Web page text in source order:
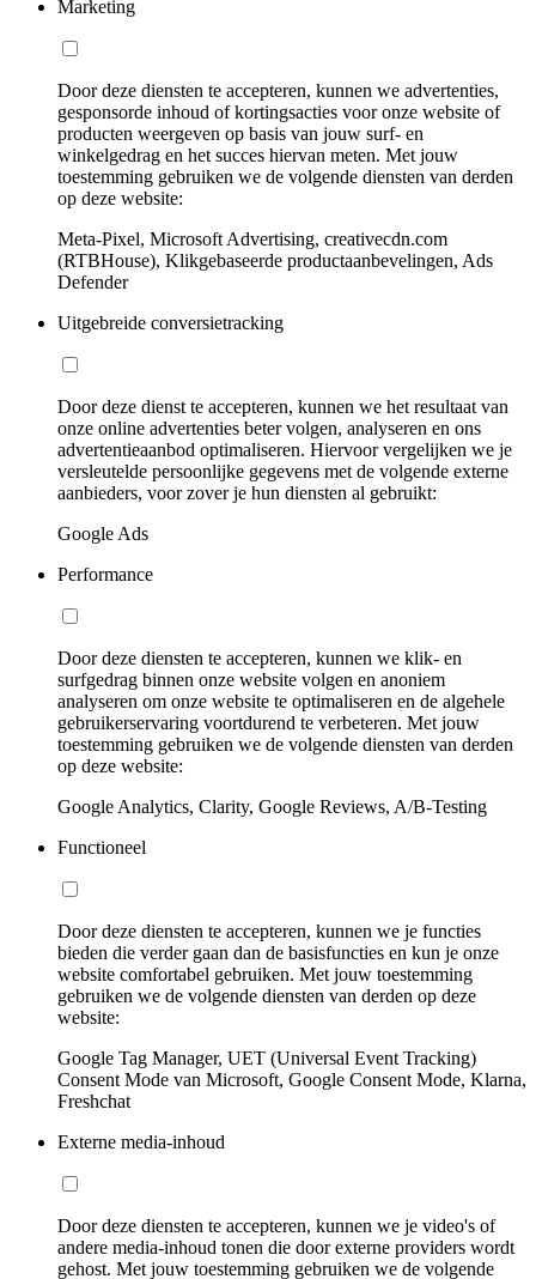
Marketing
Door deze diensten te accepteren, kunnen we advertenties,
gesponsorde inhoud of kortingsacties voor onze website of
producten weergeven op basis van jouw surf- en
winkelgedrag en het succes hiervan meten. Met jouw
toestemming gebruiken we de volgende diensten van derden
op deze website:
Meta-Pixel, Microsoft Advertising, creativecdn.com
(RTBHouse), Klikgebaseerde productaanbevelingen, Ads
Defender
Uitgebreide conversietracking
Door deze dienst te accepteren, kunnen we het resultaat van
onze online advertenties beter volgen, analyseren en ons
advertentieaanbod optimaliseren. Hiervoor vergelijken we je
versleutelde persoonlijke gegevens met de volgende externe
aanbieders, voor zover je hun diensten al gebruikt:
Google Ads
Performance
Door deze diensten te accepteren, kunnen we klik- en
surfgedrag binnen onze website volgen en anoniem
analyseren om onze website te optimaliseren en de algehele
gebruikerservaring voortdurend te verbeteren. Met jouw
toestemming gebruiken we de volgende diensten van derden
op deze website:
Google Analytics, Clarity, Google Reviews, A/B-Testing
Functioneel
Door deze diensten te accepteren, kunnen we je functies
bieden die verder gaan dan de basisfuncties en kun je onze
website comfortabel gebruiken. Met jouw toestemming
gebruiken we de volgende diensten van derden op deze
website:
Google Tag Manager, UET (Universal Event Tracking)
Consent Mode van Microsoft, Google Consent Mode, Klarna,
Freshchat
Externe media-inhoud
Door deze diensten te accepteren, kunnen we je video's of
andere media-inhoud tonen die door externe providers wordt
gehost. Met jouw toestemming gebruiken we de volgende